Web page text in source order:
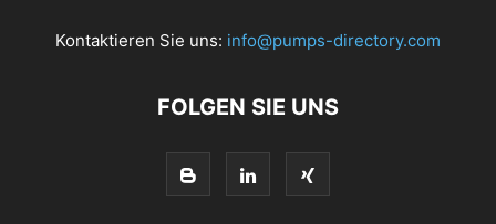
Kontaktieren Sie uns: info@pumps-directory.com
FOLGEN SIE UNS